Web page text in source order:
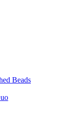
Beads